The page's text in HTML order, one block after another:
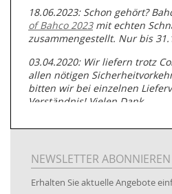
18.06.2023: Schon gehört?
of Bahco 2023mit echten
zusammengestellt. Nur bis
03.04.2020: Wir liefern trotz
allen nötigen
bitten wir bei einzelnen
Verständnis! Vielen Dank.
05.07.2019: Neuester Zugang
Rohrbearbeitung
01.06.2019: Individuell
www.kabeltrommeln-
NEWSLETTER ABONNIEREN
Erhalten Sie aktuelle Angebote